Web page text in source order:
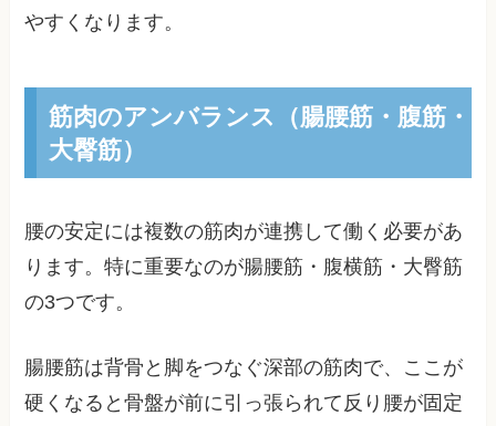
やすくなります。
筋肉のアンバランス（腸腰筋・腹筋・
大臀筋）
腰の安定には複数の筋肉が連携して働く必要があ
ります。特に重要なのが腸腰筋・腹横筋・大臀筋
の3つです。
腸腰筋は背骨と脚をつなぐ深部の筋肉で、ここが
硬くなると骨盤が前に引っ張られて反り腰が固定